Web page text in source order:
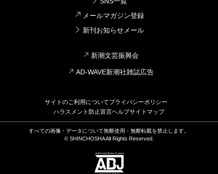
メールマガジン登録
新刊お知らせメール
新潮文芸振興会
AD-WAVE新潮社雑誌広告
サイトのご利用についてプライバシーポリシー
ハラスメント防止宣言ヘルプサイトマップ
すべての画像・データについて無断使用・無断転載を禁止します。
© SHINCHOSHA All Rights Reserved.